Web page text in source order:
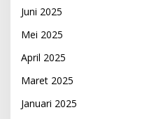
Juni 2025
Mei 2025
April 2025
Maret 2025
Januari 2025